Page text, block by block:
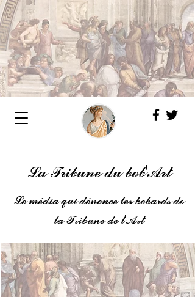
La Tribune du bob'Art
Le média qui dénonce les bobards de
la Tribune de l'Art